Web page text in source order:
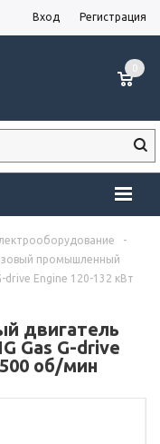
Вход Регистрация
0
-
промышленный
drive Engine 120-132 кВт
двигатель
Gas G-drive
об/мин